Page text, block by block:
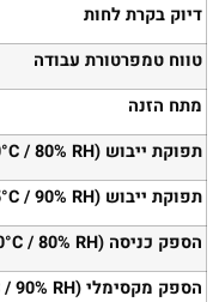
דיוק בקרת לחות
טווח טמפרטורת עבודה
מתח הזנה
תפוקת ייבוש (30°C / 80% RH)
תפוקת ייבוש (35°C / 90% RH)
הספק כניסה (30°C / 80% RH)
הספק מקסימלי (35°C / 90% RH)